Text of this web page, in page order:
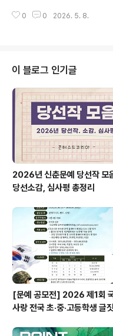
심사 일정 및 ..
민 누구나 ◎ 일 정- 접수기간 ㅣ
을 알차게 즐기는 나만의 TIP- 울진
가정의 달 소개- 내가 추천하는 울
필수사항- 케이블카 탑승 및 케이
시설 1곳 이상 방문 모습 포함 (아
전체험관, 미니동물원)- 공모분
0 0 2026. 5. 8.
이 블로그 인기글
2026년 신춘문예 당선작 모
당선소감, 심사평 총정리
[문예 공모전] 2026 제1회
사랑 전국 초·중·고등학생 글